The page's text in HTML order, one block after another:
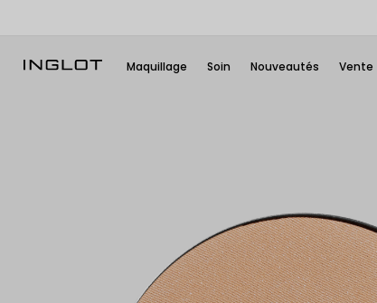
Maquillage Soin Nouveautés Vente